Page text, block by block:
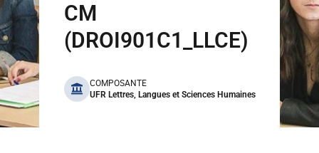
CM
(DROI901C1_LLCE)
benefits
COMPOSANTE
UFR Lettres, Langues et Sciences Humaines